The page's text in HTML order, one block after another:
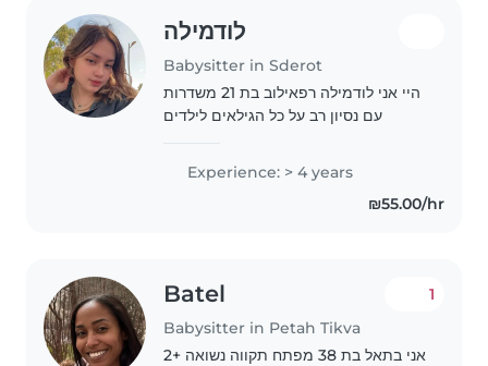
לודמילה
Babysitter in Sderot
היי אני לודמילה רפאילוב בת 21 משדרות
עם נסיון רב על כל הגילאים לילדים
Experience: > 4 years
₪55.00/hr
Batel
Babysitter in Petah Tikva
1
אני בתאל בת 38 מפתח תקווה נשואה +2